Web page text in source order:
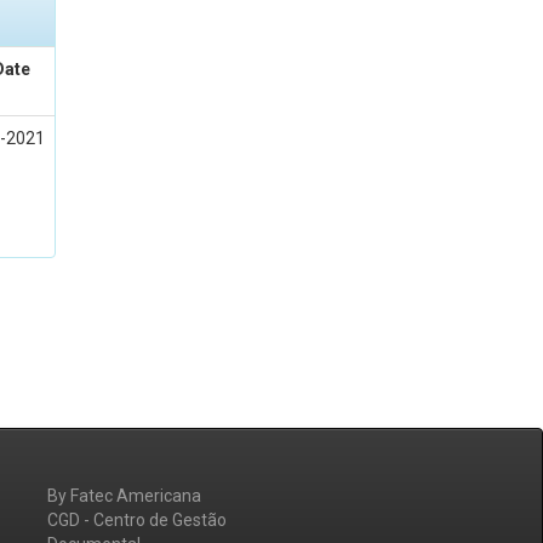
2021
By Fatec Americana
CGD - Centro de Gestão